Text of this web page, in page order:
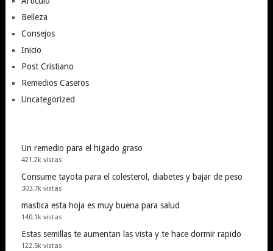
Belleza
Consejos
Inicio
Post Cristiano
Remedios Caseros
Uncategorized
Un remedio para el higado graso
421.2k vistas
Consume tayota para el colesterol, diabetes y bajar de peso
303.7k vistas
mastica esta hoja es muy buena para salud
140.1k vistas
Estas semillas te aumentan las vista y te hace dormir rapido
122.5k vistas